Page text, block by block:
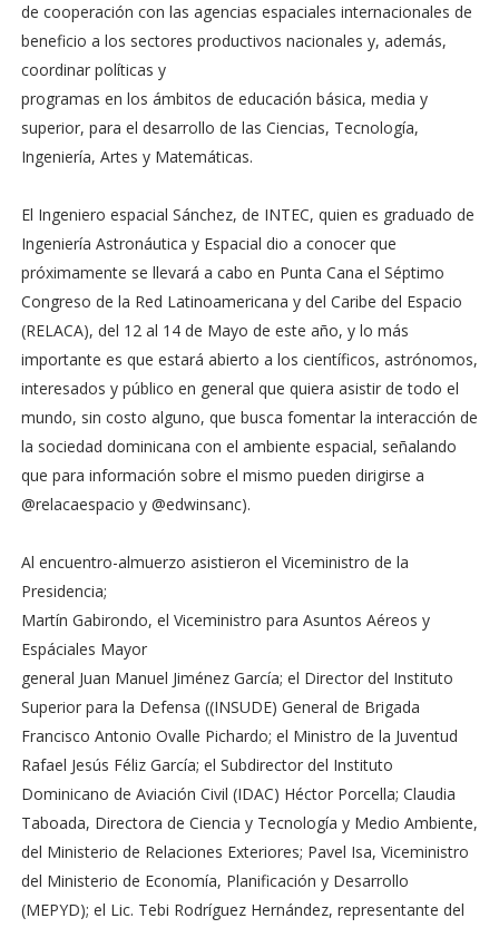
de cooperación con las agencias espaciales internacionales de
beneficio a los sectores productivos nacionales y, además,
coordinar políticas y
programas en los ámbitos de educación básica, media y
superior, para el desarrollo de las Ciencias, Tecnología,
Ingeniería, Artes y Matemáticas.
El Ingeniero espacial Sánchez, de INTEC, quien es graduado de
Ingeniería Astronáutica y Espacial dio a conocer que
próximamente se llevará a cabo en Punta Cana el Séptimo
Congreso de la Red Latinoamericana y del Caribe del Espacio
(RELACA), del 12 al 14 de Mayo de este año, y lo más
importante es que estará abierto a los científicos, astrónomos,
interesados y público en general que quiera asistir de todo el
mundo, sin costo alguno, que busca fomentar la interacción de
la sociedad dominicana con el ambiente espacial, señalando
que para información sobre el mismo pueden dirigirse a
@relacaespacio y @edwinsanc).
Al encuentro-almuerzo asistieron el Viceministro de la
Presidencia;
Martín Gabirondo, el Viceministro para Asuntos Aéreos y
Espáciales Mayor
general Juan Manuel Jiménez García; el Director del Instituto
Superior para la Defensa ((INSUDE) General de Brigada
Francisco Antonio Ovalle Pichardo; el Ministro de la Juventud
Rafael Jesús Féliz García; el Subdirector del Instituto
Dominicano de Aviación Civil (IDAC) Héctor Porcella; Claudia
Taboada, Directora de Ciencia y Tecnología y Medio Ambiente,
del Ministerio de Relaciones Exteriores; Pavel Isa, Viceministro
del Ministerio de Economía, Planificación y Desarrollo
(MEPYD); el Lic. Tebi Rodríguez Hernández, representante del